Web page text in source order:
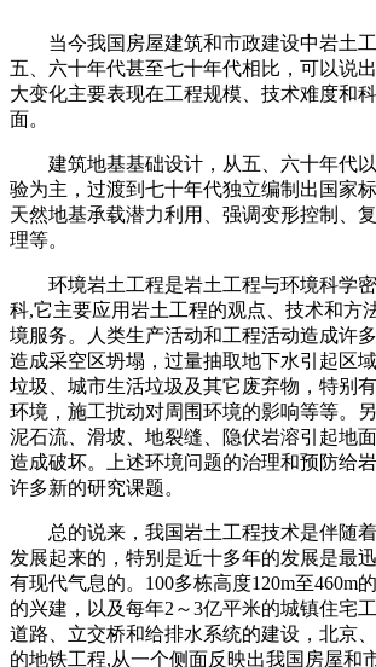
当今我国房屋建筑和市政建设中岩土
五、六十年代甚至七十年代相比，可以说
大变化主要表现在工程规模、技术难度和
面。
建筑地基基础设计，从五、六十年代
验为主，过渡到七十年代独立编制出国家
天然地基承载潜力利用、强调变形控制、
理等。
环境岩土工程是岩土工程与环境科学
科,它主要应用岩土工程的观点、技术和方
境服务。人类生产活动和工程活动造成许
造成采空区坍塌，过量抽取地下水引起区
垃圾、城市生活垃圾及其它废弃物，特别
环境，施工扰动对周围环境的影响等等。
泥石流、滑坡、地裂缝、隐伏岩溶引起地
造成破坏。上述环境问题的治理和预防给
许多新的研究课题。
总的说来，我国岩土工程技术是伴随
发展起来的，特别是近十多年的发展是最
有现代气息的。100多栋高度120m至460m
的兴建，以及每年2～3亿平米的城镇住宅
道路、立交桥和给排水系统的建设，北京
的地铁工程,从一个侧面反映出我国房屋和